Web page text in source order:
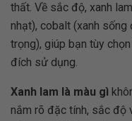
thất. Về sắc độ, xanh
nhạt), cobalt (xanh sống
trọng), giúp bạn tùy
đích sử dụng.
Xanh lam là màu gì
nắm rõ đặc tính, sắc độ